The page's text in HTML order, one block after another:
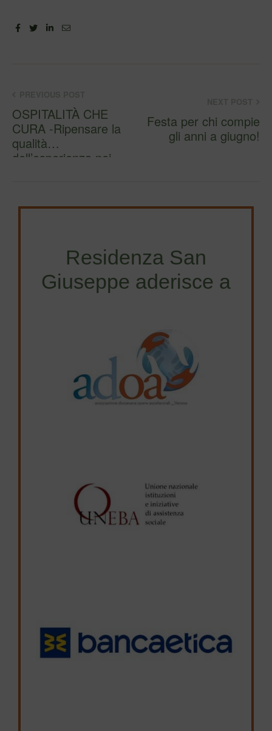
FacebookTwitterLinkedin
Email
OSPITALITÀ CHE
CURA -Ripensare la
qualità
dell’esperienza nei
Festa per chi compie
gli anni a giugno!
Residenza San
Giuseppe aderisce a